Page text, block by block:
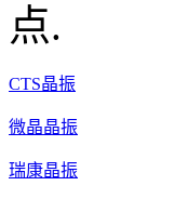
点.
CTS晶振
微晶晶振
瑞康晶振